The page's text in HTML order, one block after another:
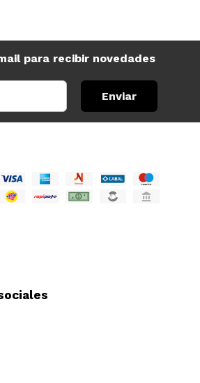
para recibir novedades
Enviar